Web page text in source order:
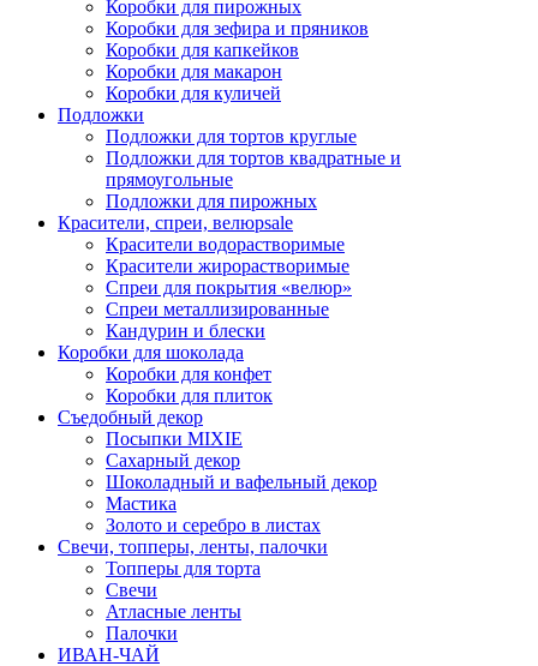
Коробки для пирожных
Коробки для зефира и пряников
Коробки для капкейков
Коробки для макарон
Коробки для куличей
Подложки
Подложки для тортов круглые
Подложки для тортов квадратные и
прямоугольные
Подложки для пирожных
Красители, спреи, велюрsale
Красители водорастворимые
Красители жирорастворимые
Спреи для покрытия «велюр»
Спреи металлизированные
Кандурин и блески
Коробки для шоколада
Коробки для конфет
Коробки для плиток
Съедобный декор
Посыпки MIXIE
Сахарный декор
Шоколадный и вафельный декор
Мастика
Золото и серебро в листах
Свечи, топперы, ленты, палочки
Топперы для торта
Свечи
Атласные ленты
Палочки
ИВАН-ЧАЙ